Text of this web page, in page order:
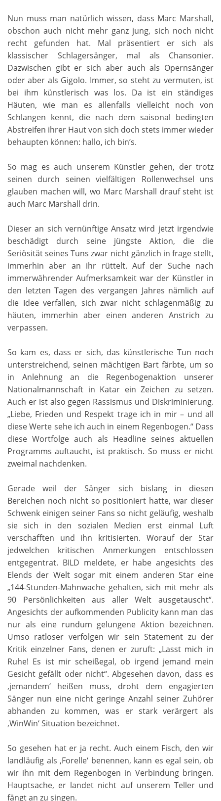
Nun muss man natürlich wissen, dass Marc Marshall,
obschon auch nicht mehr ganz jung, sich noch nicht
recht gefunden hat. Mal präsentiert er sich als
klassischer Schlagersänger, mal als Chansonier.
Dazwischen gibt er sich aber auch als Opernsänger
oder aber als Gigolo. Immer, so steht zu vermuten, ist
bei ihm künstlerisch was los. Da ist ein ständiges
Häuten, wie man es allenfalls vielleicht noch von
Schlangen kennt, die nach dem saisonal bedingten
Abstreifen ihrer Haut von sich doch stets immer wieder
behaupten können: hallo, ich bin’s.
So mag es auch unserem Künstler gehen, der trotz
seinen durch seinen vielfältigen Rollenwechsel uns
glauben machen will, wo Marc Marshall drauf steht ist
auch Marc Marshall drin.
Dieser an sich vernünftige Ansatz wird jetzt irgendwie
beschädigt durch seine jüngste Aktion, die die
Seriösität seines Tuns zwar nicht gänzlich in frage stellt,
immerhin aber an ihr rüttelt. Auf der Suche nach
immerwährender Aufmerksamkeit war der Künstler in
den letzten Tagen des vergangen Jahres nämlich auf
die Idee verfallen, sich zwar nicht schlagenmäßig zu
häuten, immerhin aber einen anderen Anstrich zu
verpassen.
So kam es, dass er sich, das künstlerische Tun noch
unterstreichend, seinen mächtigen Bart färbte, um so
in Anlehnung an die Regenbogenaktion unserer
Nationalmannschaft in Katar ein Zeichen zu setzen.
Auch er ist also gegen Rassismus und Diskriminierung.
„Liebe, Frieden und Respekt trage ich in mir – und all
diese Werte sehe ich auch in einem Regenbogen.“ Dass
diese Wortfolge auch als Headline seines aktuellen
Programms auftaucht, ist praktisch. So muss er nicht
zweimal nachdenken.
Gerade weil der Sänger sich bislang in diesen
Bereichen noch nicht so positioniert hatte, war dieser
Schwenk einigen seiner Fans so nicht geläufig, weshalb
sie sich in den sozialen Medien erst einmal Luft
verschafften und ihn kritisierten. Worauf der Star
jedwelchen kritischen Anmerkungen entschlossen
entgegentrat. BILD meldete, er habe angesichts des
Elends der Welt sogar mit einem anderen Star eine
„144-Stunden-Mahnwache gehalten, sich mit mehr als
90 Persönlichkeiten aus aller Welt ausgetauscht“.
Angesichts der aufkommenden Publicity kann man das
nur als eine rundum gelungene Aktion bezeichnen.
Umso ratloser verfolgen wir sein Statement zu der
Kritik einzelner Fans, denen er zuruft: „Lasst mich in
Ruhe! Es ist mir scheißegal, ob irgend jemand mein
Gesicht gefällt oder nicht“. Abgesehen davon, dass es
‚jemandem‘ heißen muss, droht dem engagierten
Sänger nun eine nicht geringe Anzahl seiner Zuhörer
abhanden zu kommen, was er stark verärgert als
‚WinWin‘ Situation bezeichnet.
So gesehen hat er ja recht. Auch einem Fisch, den wir
landläufig als ‚Forelle‘ benennen, kann es egal sein, ob
wir ihn mit dem Regenbogen in Verbindung bringen.
Hauptsache, er landet nicht auf unserem Teller und
fängt an zu singen.